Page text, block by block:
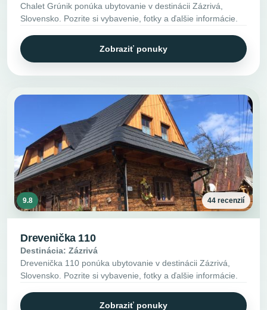
Chalet Grúnik ponúka ubytovanie v destinácii Zázrivá,
Slovensko. Pozrite si vybavenie, fotky a ďalšie informácie.
Zobraziť ponuky
9.8 44 recenzií
Drevenička 110
Destinácia: Zázrivá
Drevenička 110 ponúka ubytovanie v destinácii Zázrivá,
Slovensko. Pozrite si vybavenie, fotky a ďalšie informácie.
Zobraziť ponuky